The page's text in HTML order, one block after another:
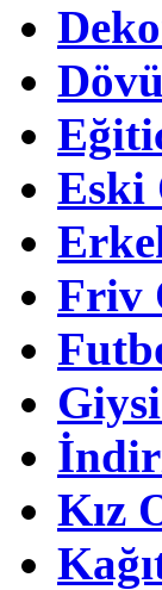
Eski
Friv
Kız